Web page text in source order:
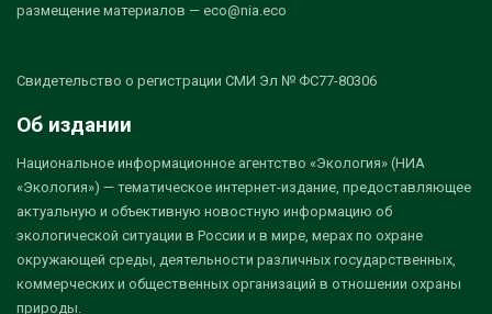
размещение материалов — eco@nia.eco
Свидетельство о регистрации СМИ Эл № ФС77-80306
Об издании
Национальное информационное агентство «Экология» (НИА
«Экология») — тематическое интернет-издание, предоставляющее
актуальную и объективную новостную информацию об
экологической ситуации в России и в мире, мерах по охране
окружающей среды, деятельности различных государственных,
коммерческих и общественных организаций в отношении охраны
природы.